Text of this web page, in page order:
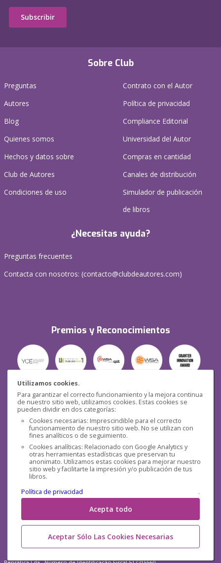
Utilizamos cookies.
Para garantizar el correcto funcionamiento y la mejora continua
de nuestro sitio web, utilizamos cookies. Estas cookies se
pueden dividir en dos categorías:
Cookies necesarias: Imprescindible para el correcto
funcionamiento de nuestro sitio web. No se utilizan con
fines analíticos o de seguimiento.
Cookies analíticas: Relacionado con Google Analytics y
otras herramientas estadísticas que preservan tu
anonimato. Utilizamos estas cookies para mejorar nuestro
sitio web y facilitarte la impresión y/o publicación de tus
libros.
Política de privacidad
.
Acepta todo
Aceptar Sólo Las Cookies Necesarias
Sobre Club
Preguntas
Autores
Blog
Quienes somos
Hechos y datos sobre
Club de Autores
Condiciones de uso
Contrato con el Autor
Política de privacidad
Compliance Editorial
Universidad del Autor
Compras en cantidad
Canales de distribución
Simulador de publicación
de libros
¿Necesitas ayuda?
Preguntas frecuentes
Contacta con nosotros: (contacto@clubdeautores.com)
Premios y Reconocimientos
Seguridad
Redes sociales
Subscribir